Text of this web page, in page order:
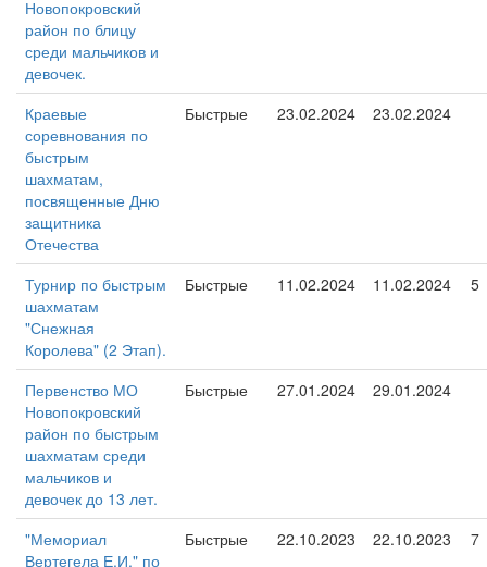
Новопокровский
район по блицу
среди мальчиков и
девочек.
Краевые
соревнования по
быстрым
шахматам,
посвященные Дню
защитника
Отечества
Быстрые 23.02.2024 23.02.2024
Турнир по быстрым
шахматам
"Снежная
Королева" (2 Этап).
Быстрые 11.02.2024 11.02.2024 5
Первенство МО
Новопокровский
район по быстрым
шахматам среди
мальчиков и
девочек до 13 лет.
Быстрые 27.01.2024 29.01.2024
"Мемориал
Вертегела Е.И." по
Быстрые 22.10.2023 22.10.2023 7